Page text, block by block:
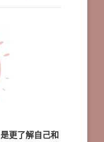
更了解自己和